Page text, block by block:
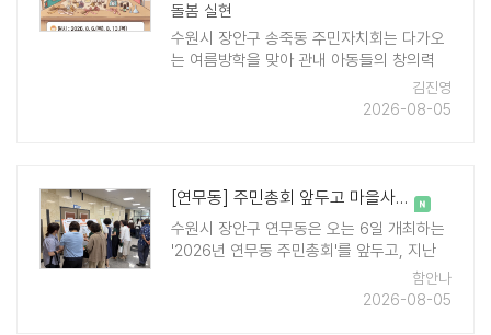
돌봄 실현
수원시 장안구 송죽동 주민자치회는 다가오
는 여름방학을 맞아 관내 아동들의 창의력
향상과 건전한 여가 생활을 지원하기 위해
아동 맞춤형 공예 프로그램 『슬기로운 방학
김진영
2026-08-05
[연무동] 주민총회 앞두고 마을사업 결정하는 사전투표 마쳐
수원시 장안구 연무동은 오는 6일 개최하는
'2026년 연무동 주민총회'를 앞두고, 지난
14일부터 진행한 '2026년도 마을자치계획
및 주민참여예산' 사업의 우선순위 결정을
함안나
2026-08-05